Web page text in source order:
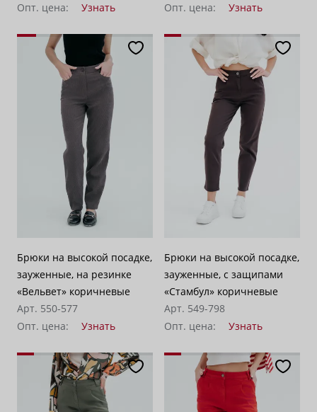
Опт. цена:
Узнать
Опт. цена:
Узнать
Брюки на высокой посадке,
зауженные, на резинке
«Вельвет» коричневые
Арт. 550-577
Опт. цена:
Узнать
Брюки на высокой посадке,
зауженные, с защипами
«Стамбул» коричневые
Арт. 549-798
Опт. цена:
Узнать